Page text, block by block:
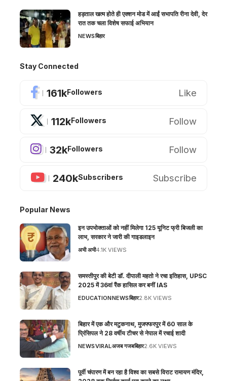
हड़ताल खत्म होते ही एक्शन मोड में आईं सभापति रीना देवी, देर
रात तक चला विशेष सफाई अभियान
NEWSबिहार
Stay Connected
161kFollowers Like
112kFollowers Follow
32kFollowers Follow
240kSubscribers Subscribe
Popular News
इन उपभोक्ताओं को नहीं मिलेगा 125 यूनिट फ्री बिजली का
लाभ, सरकार ने जारी की गाइडलाइन
अभी अभी4.1K VIEWS
समस्तीपुर की बेटी डॉ. दीपाली महतो ने रचा इतिहास, UPSC
2025 में 36वां रैंक हासिल कर बनीं IAS
EDUCATIONNEWSबिहार2.8K VIEWS
बिहार में एक और मटुकनाथ, मुजफ्फरपुर में 60 साल के
प्रिंसिपल ने 28 वर्षीय टीचर से नेपाल में रचाई शादी
NEWSVIRALअजब गजबबिहार2.6K VIEWS
पूर्वी चंपारण में बन रहा है विश्व का सबसे विराट रामायण मंदिर,